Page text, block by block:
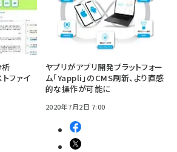
析
ファイ
ヤプリがアプリ開発プラットフォー
ム「Yappli」のCMS刷新、より直感
的な操作が可能に
2020年7月2日 7:00